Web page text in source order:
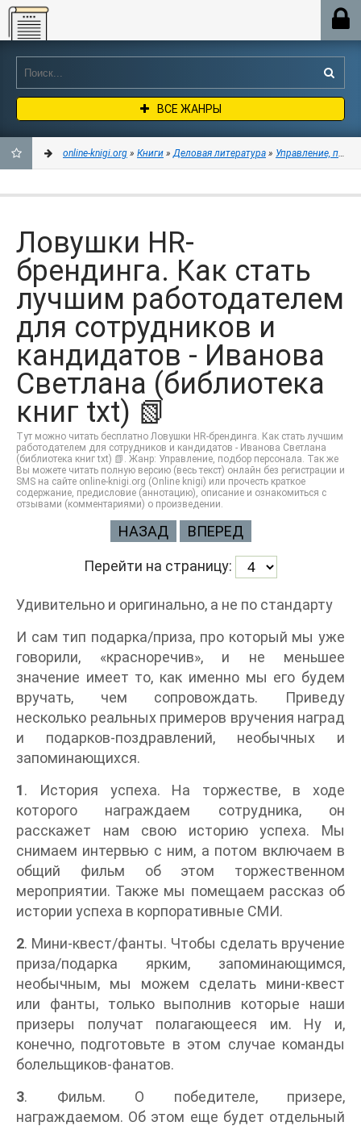
Online-knigi.org
ВСЕ ЖАНРЫ
ЗАКЛАДКИ
online-knigi.org » Книги »Деловая литература » Управление,
Ловушки HR-
брендинга. Как стать
лучшим работодателем
для сотрудников и
кандидатов - Иванова
Светлана (библиотека
книг txt) 📗
Тут можно читать бесплатно Ловушки HR-брендинга. Как стать лучшим
работодателем для сотрудников и кандидатов - Иванова Светлана
(библиотека книг txt) 📗. Жанр: Управление, подбор персонала. Так же
Вы можете читать полную версию (весь текст) онлайн без регистрации и
SMS на сайте online-knigi.org (Online knigi) или прочесть краткое
содержание, предисловие (аннотацию), описание и ознакомиться с
отзывами (комментариями) о произведении.
НАЗАД ВПЕРЕД
Перейти на страницу:
Удивительно и оригинально, а не по стандарту
И сам тип подарка/приза, про который мы уже
говорили, «красноречив», и не меньшее
значение имеет то, как именно мы его будем
вручать, чем сопровождать. Приведу
несколько реальных примеров вручения наград
и подарков-поздравлений, необычных и
запоминающихся.
1. История успеха. На торжестве, в ходе
которого награждаем сотрудника, он
расскажет нам свою историю успеха. Мы
снимаем интервью с ним, а потом включаем в
общий фильм об этом торжественном
мероприятии. Также мы помещаем рассказ об
истории успеха в корпоративные СМИ.
2. Мини-квест/фанты. Чтобы сделать вручение
приза/подарка ярким, запоминающимся,
необычным, мы можем сделать мини-квест
или фанты, только выполнив которые наши
призеры получат полагающееся им. Ну и,
конечно, подготовьте в этом случае команды
болельщиков-фанатов.
3. Фильм. О победителе, призере,
награждаемом. Об этом еще будет отдельный